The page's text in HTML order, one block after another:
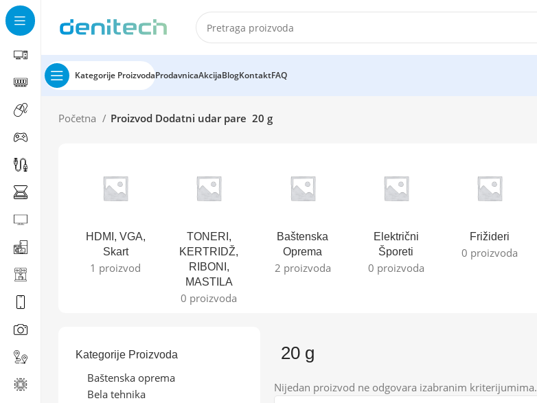
Kategorije ProizvodaProdavnicaAkcijaBlogKontaktFAQ
Početna Proizvod Dodatni udar pare 20 g
HDMI, VGA,
Skart
1 proizvod
TONERI,
KERTRIDŽ,
RIBONI,
MASTILA
0 proizvoda
Baštenska
Oprema
2 proizvoda
Električni
Šporeti
0 proizvoda
Frižideri
0 proizvoda
Kategorije Proizvoda
Baštenska oprema
Bela tehnika
20 g
Nijedan proizvod ne odgovara izabranim kriterijumima.